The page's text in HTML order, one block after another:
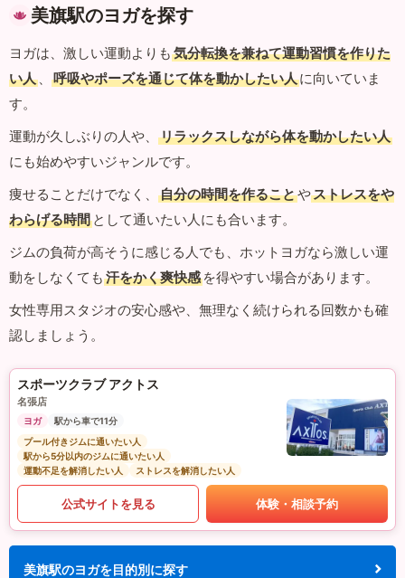
美旗駅のヨガを探す
ヨガは、激しい運動よりも 気分転換を兼ねて運動習慣を作りた
い人 、 呼吸やポーズを通じて体を動かしたい人に向いていま
す。
運動が久しぶりの人や、
リラックスしながら体を動かしたい人
にも始めやすいジャンルです。
痩せることだけでなく、
自分の時間を作ることやストレスをや
わらげる時間 として通いたい人にも合います。
ジムの負荷が高そうに感じる人でも、ホットヨガなら激しい運
動をしなくても 汗をかく爽快感 を得やすい場合があります。
女性専用スタジオの安心感や、無理なく続けられる回数かも確
認しましょう。
スポーツクラブ アクトス
名張店
ヨガ
駅から車で11分
プール付きジムに通いたい人
駅から5分以内のジムに通いたい人
運動不足を解消したい人
ストレスを解消したい人
公式サイトを見る 体験・相談予約
美旗駅のヨガを目的別に探す